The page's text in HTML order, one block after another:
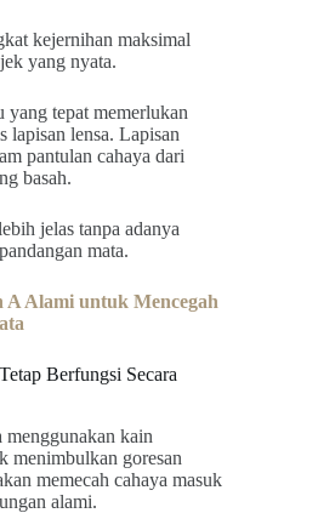
kejernihan maksimal
yang nyata.
tepat memerlukan
lapisan lensa. Lapisan
pantulan cahaya dari
basah.
jelas tanpa adanya
mata.
A Alami untuk Mencegah
Berfungsi Secara
menggunakan kain
menimbulkan goresan
memecah cahaya masuk
alami.